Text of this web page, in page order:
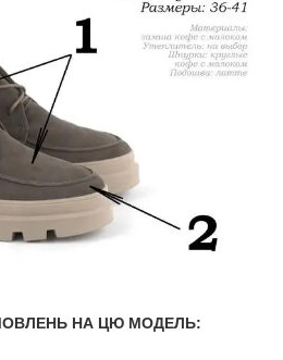
НА ЦЮ МОДЕЛЬ: